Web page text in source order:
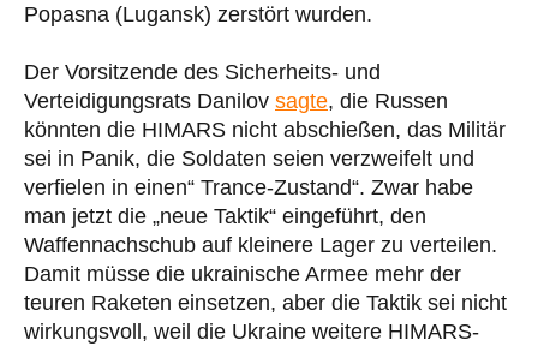
Popasna (Lugansk) zerstört wurden.
Der Vorsitzende des Sicherheits- und
Verteidigungsrats Danilov sagte, die Russen
könnten die HIMARS nicht abschießen, das Militär
sei in Panik, die Soldaten seien verzweifelt und
verfielen in einen“ Trance-Zustand“. Zwar habe
man jetzt die „neue Taktik“ eingeführt, den
Waffennachschub auf kleinere Lager zu verteilen.
Damit müsse die ukrainische Armee mehr der
teuren Raketen einsetzen, aber die Taktik sei nicht
wirkungsvoll, weil die Ukraine weitere HIMARS-